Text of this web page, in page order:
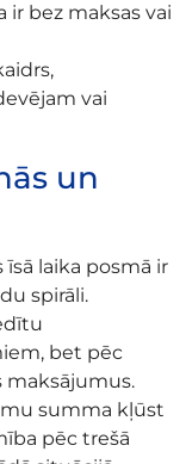
bez maksas vai
vai
un
laika posmā ir
spirāli.
bet pēc
maksājumus.
summa kļūst
pēc trešā